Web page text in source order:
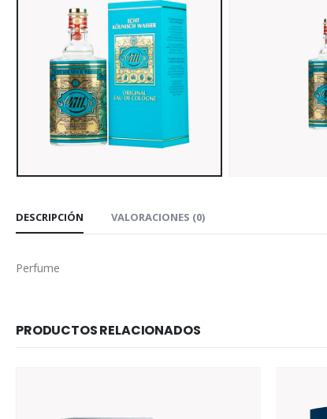
DESCRIPCIÓN VALORACIONES (0)
Perfume
PRODUCTOS RELACIONADOS